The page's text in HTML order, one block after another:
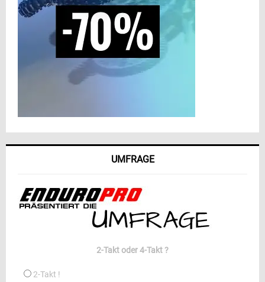
UMFRAGE
2-Takt oder 4-Takt ?
2-Takt !